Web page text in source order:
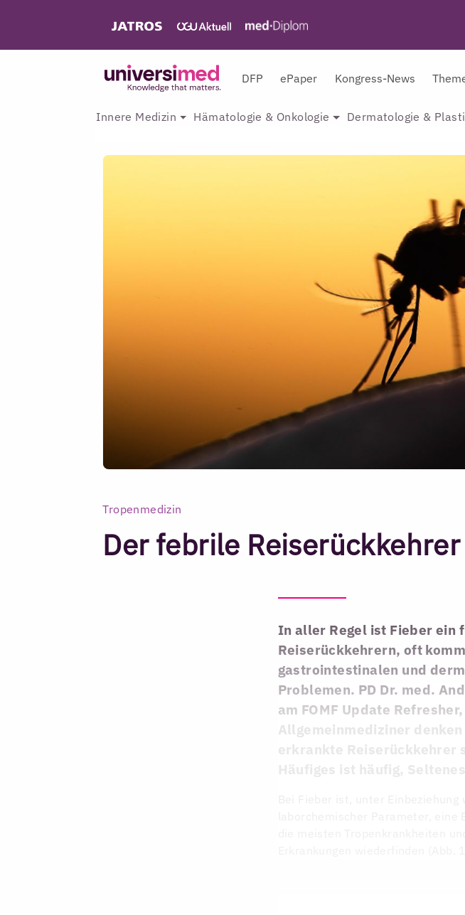
DFP ePaper Kongress-News
Innere Medizin Hämatologie & Onkologie Dermatologie &
Tropenmedizin
Der febrile Reiserückkehrer
In aller Regel ist Fieber ein
Reiserückkehrern, oft
gastrointestinalen und
Problemen. PD Dr. med.
am FOMF Update
Allgemeinmediziner
erkrankte Reiserückkehrer